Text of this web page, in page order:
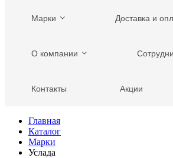
Марки Доставка и
О компании
Контакты Акции
Главная
Каталог
Марки
Услада